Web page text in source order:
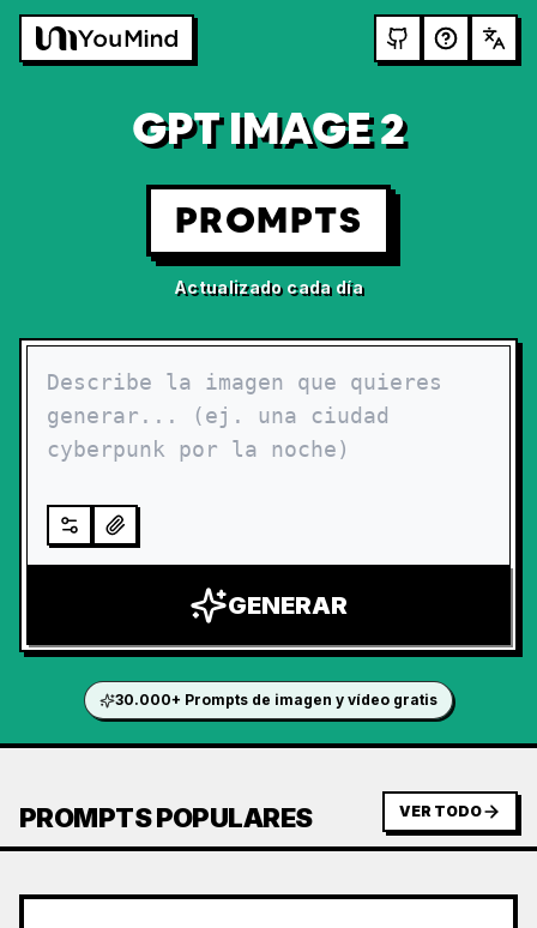
GPT IMAGE 2
PROMPTS
Actualizado cada día
GENERAR
30.000+ Prompts de imagen y vídeo gratis
PROMPTS POPULARES VER TODO